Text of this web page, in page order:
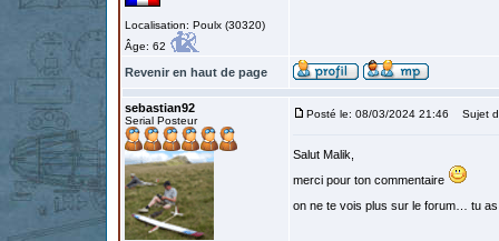
Localisation: Poulx (30320)
Âge: 62
Revenir en haut de page
sebastian92
Serial Posteur
Posté le: 08/03/2024 21:46 Sujet
Salut Malik,
merci pour ton commentaire
on ne te vois plus sur le forum… tu